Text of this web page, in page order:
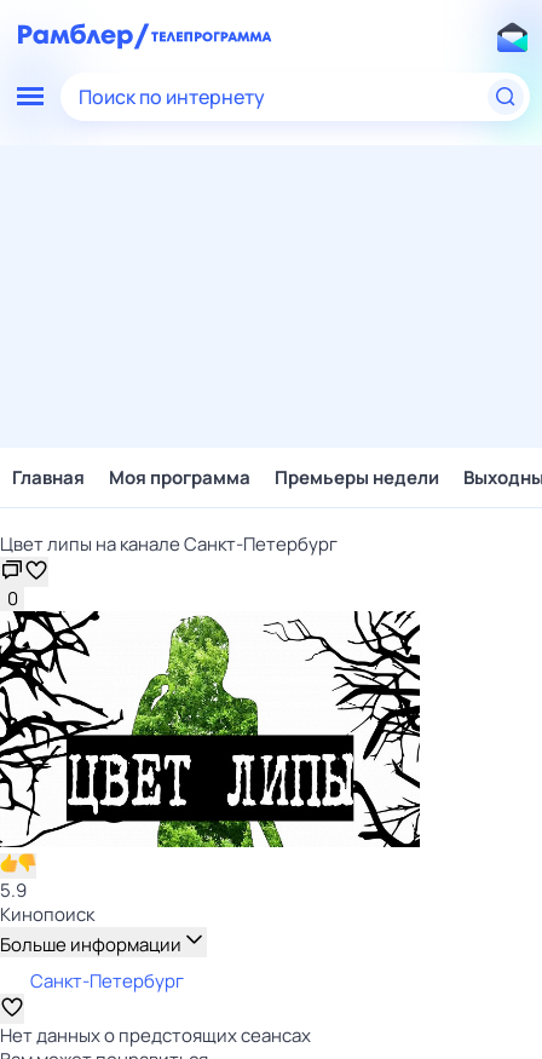
Поиск по интернету
Главная Моя программа Премьеры недели
Цвет липы на канале Санкт-Петербург
0
5.9
Кинопоиск
Больше информации
Санкт-Петербург
Нет данных о предстоящих сеансах